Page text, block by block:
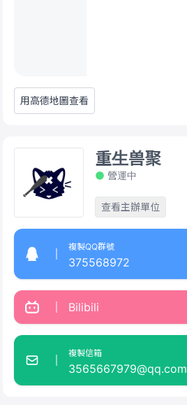
用高德地圖查看
重生兽聚
營運中
查看主辦單位
複製QQ群號
375568972
Bilibili
複製信箱
3565667979@qq.com